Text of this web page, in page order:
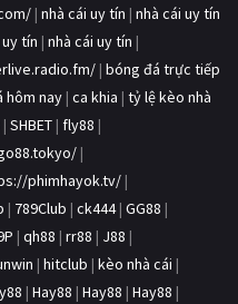
| nhà cái uy tín | nhà cái uy tín
tín | nhà cái uy tín |
| bóng đá trực tiếp
hôm nay | ca khia | tỷ lệ kèo nhà
| SHBET | fly88 |
|
phimhayok.tv/ |
| 789Club | ck444| GG88 |
| qh88 | rr88 | J88 |
| hitclub | kèo nhà cái |
| Hay88 | Hay88 | Hay88 |